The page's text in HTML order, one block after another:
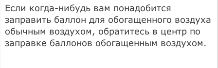
Если когда-нибудь вам понадобится
заправить баллон для обогащенного воздуха
обычным воздухом, обратитесь в центр по
заправке баллонов обогащенным воздухом.